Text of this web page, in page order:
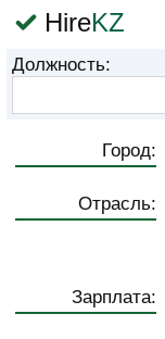
HireKZ
Должность:
Город:
Отрасль:
Зарплата: